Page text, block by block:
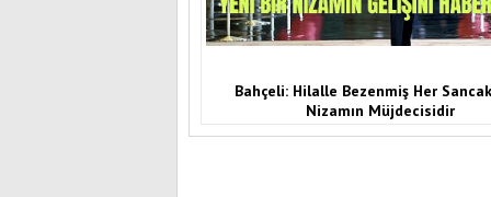
Bahçeli: Hilalle Bezenmiş Her
Nizamın Müjdecisidir